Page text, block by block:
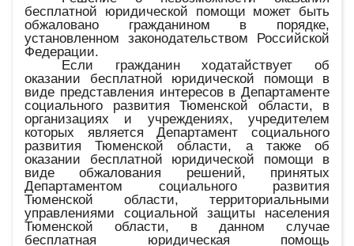
бесплатной юридической помощи может быть
обжаловано гражданином в порядке,
установленном законодательством Российской
Федерации.
Если гражданин ходатайствует об
оказании бесплатной юридической помощи в
виде представления интересов в Департаменте
социального развития Тюменской области, в
организациях и учреждениях, учредителем
которых является Департамент социального
развития Тюменской области, а также об
оказании бесплатной юридической помощи в
виде обжалования решений, принятых
Департаментом социального развития
Тюменской области, территориальными
управлениями социальной защиты населения
Тюменской области, в данном случае
бесплатная юридическая помощь